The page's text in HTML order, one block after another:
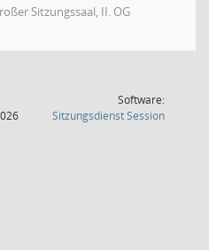
Sitzungssaal, II. OG
Software:
SitzungsdienstSession(Wird in